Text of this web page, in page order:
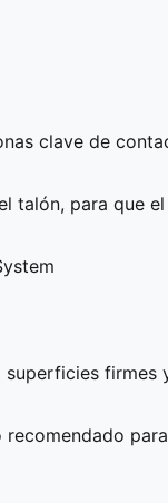
clave de
talón, para que
firmes
recomendado